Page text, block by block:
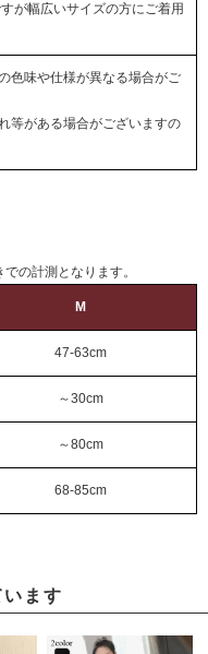
が幅広いサイズの方にご着用
色味や仕様が異なる場合がご
等がある場合がございますの
の計測となります。
M
47-63cm
～30cm
～80cm
68-85cm
います